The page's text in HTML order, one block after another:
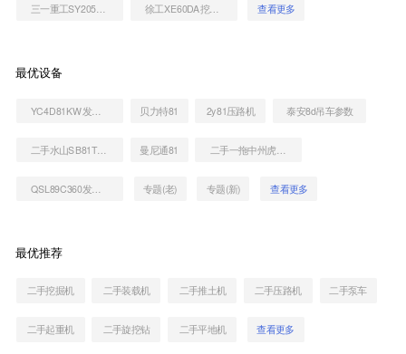
三一重工SY205C挖掘机 徐工XE60DA挖掘机 查看更多
最优设备
YC4D81KW发动机 贝力特81 2y81压路机 泰安8d吊车参数
曼尼通81 二手一拖中州虎828C非公路自卸车
QSL89C360发动机 专题(老) 专题(新) 查看更多
最优推荐
二手挖掘机 二手装载机 二手推土机 二手压路机 二手泵车
二手起重机 二手旋挖钻 二手平地机 查看更多